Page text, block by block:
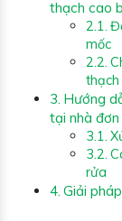
thạch cao
mốc
Hướng
tại nhà
rửa
Giải